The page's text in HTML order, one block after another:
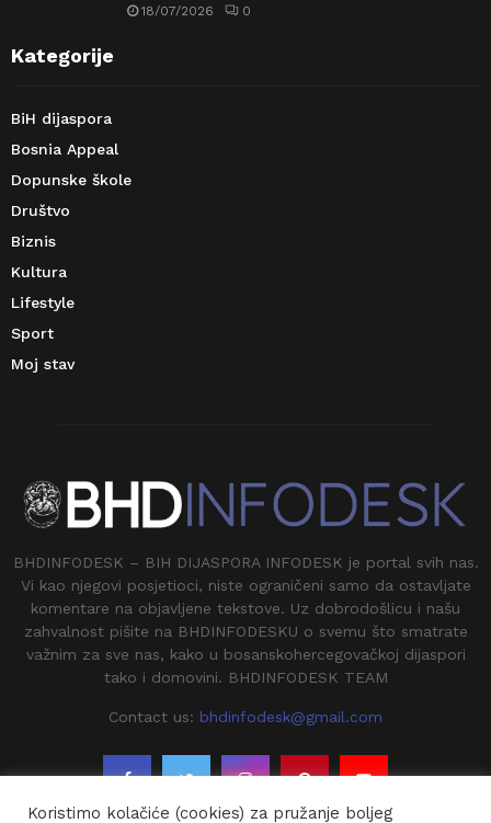
18/07/2026 0
Kategorije
BiH dijaspora
Bosnia Appeal
Dopunske škole
Društvo
Biznis
Kultura
Lifestyle
Sport
Moj stav
BHDINFODESK – BIH DIJASPORA INFODESK je portal svih nas.
Vi kao njegovi posjetioci, niste ograničeni samo da ostavljate
komentare na objavljene tekstove. Uz dobrodošlicu i našu
zahvalnost pišite na BHDINFODESKU o svemu što smatrate
važnim za sve nas, kako u bosanskohercegovačkoj dijaspori
tako i domovini. BHDINFODESK TEAM
Contact us: bhdinfodesk@gmail.com
Koristimo kolačiće (cookies) za pružanje boljeg